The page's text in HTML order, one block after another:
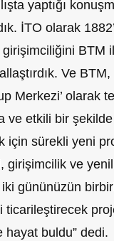
yaptığı
İTO olarak
girişimciliğini BTM
Ve
Merkezi’ olarak
ve etkili bir
için sürekli yeni
girişimcilik ve
gününüzün
buldu” dedi.